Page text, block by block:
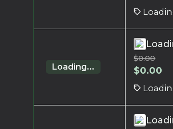
Loading...
$0.00
$0.00